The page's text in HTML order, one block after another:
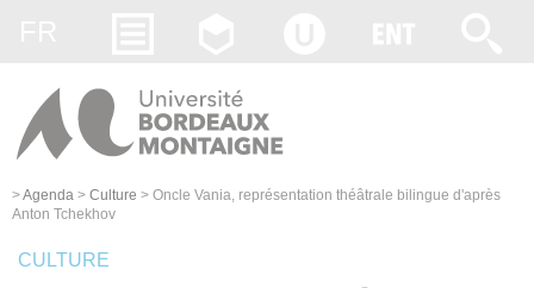
>Agenda > Culture > Oncle Vania, représentation théâtrale bilingue d'après
Anton Tchekhov
CULTURE